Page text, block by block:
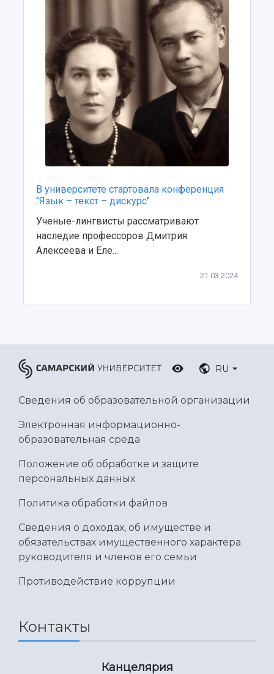
Центр истории авиационных двигателей
Ботанический сад
Умный дом бабочек
Международный межвузовский кампус
Сведения об образовательной организации
Официальные документы
В университете стартовала конференция
"Язык – текст – дискурс"
Ученые-лингвисты рассматривают
наследие профессоров Дмитрия
Алексеева и Еле...
21.03.2024
RU
Сведения об образовательной организации
Электронная информационно-
образовательная среда
Положение об обработке и защите
персональных данных
Политика обработки файлов
Сведения о доходах, об имуществе и
обязательствах имущественного характера
руководителя и членов его семьи
Противодействие коррупции
Контакты
Канцелярия